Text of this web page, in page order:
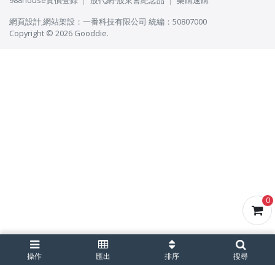
0
操作 匯出 排序 搜尋
網頁設計,網站架設 ： 一番科技有限公司 統編：50807000
Copyright © 2026 Gooddie.